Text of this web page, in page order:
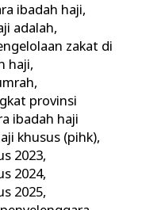
ibadah haji,
adalah,
zakat di
haji,
,
provinsi
ibadah haji
khusus (pihk),
2023,
2024,
2025,